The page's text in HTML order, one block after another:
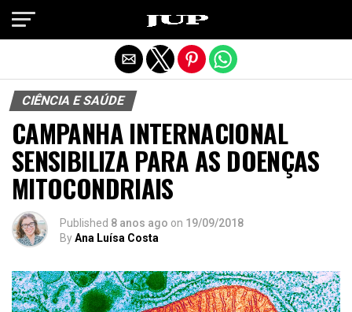
CIÊNCIA E SAÚDE
CAMPANHA INTERNACIONAL
SENSIBILIZA PARA AS DOENÇAS
MITOCONDRIAIS
Published 8 anos ago on 19/09/2018
ByAna Luísa Costa
Exit mobile version